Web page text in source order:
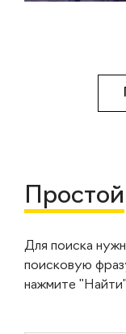
Простой
Для поиска
поисковую
нажмите "Найти"